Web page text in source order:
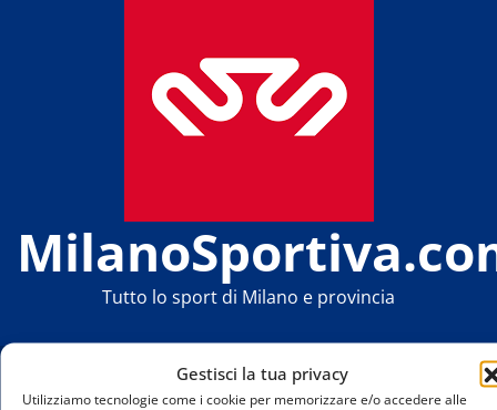
Gestisci la tua privacy
Utilizziamo tecnologie come i cookie per memorizzare e/o accedere alle
Tutto lo sport di Milano e provincia